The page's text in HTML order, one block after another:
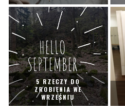
5 RZECZY DO
ZROBIENIA WE
WRZEŚNIU